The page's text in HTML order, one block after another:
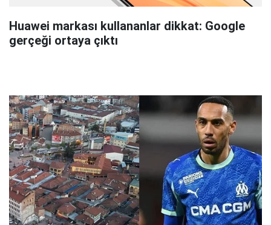
Huawei markası kullananlar dikkat: Google
gerçeği ortaya çıktı